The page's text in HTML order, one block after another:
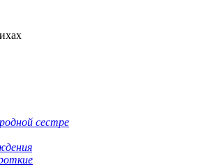
сестре